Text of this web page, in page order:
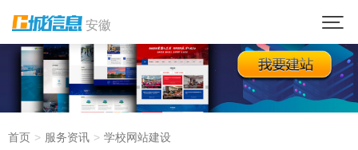
安徽
首页 服务资讯 学校网站建设